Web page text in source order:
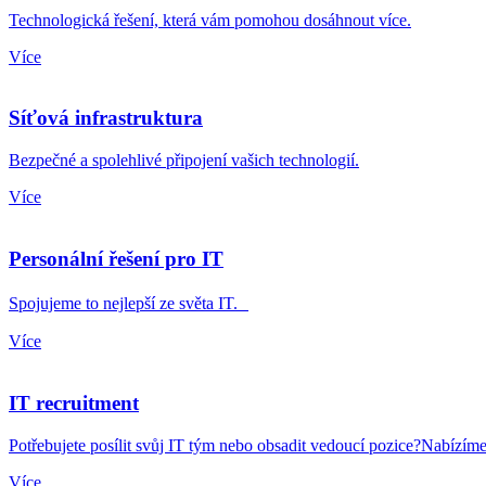
Technologická řešení, která vám pomohou dosáhnout více.
Více
Síťová infrastruktura
Bezpečné a spolehlivé připojení vašich technologií.
Více
Personální řešení pro IT
Spojujeme to nejlepší ze světa IT.
Více
IT recruitment
Potřebujete posílit svůj IT tým nebo obsadit vedoucí
Více